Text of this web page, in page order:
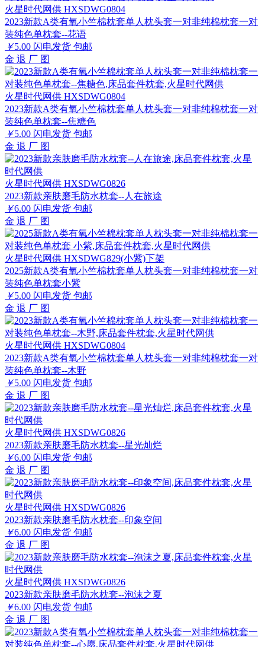
火星时代网供 HXSDWG0804
2023新款A类有氧小竺棉枕套单人枕头套一对非纯棉枕套一对
装纯色单枕套--花语
￥5.00 闪电发货 包邮
金 退 厂 图
火星时代网供 HXSDWG0804
2023新款A类有氧小竺棉枕套单人枕头套一对非纯棉枕套一对
装纯色单枕套--焦糖色
￥5.00 闪电发货 包邮
金 退 厂 图
火星时代网供 HXSDWG0826
2023新款亲肤磨毛防水枕套--人在旅途
￥6.00 闪电发货 包邮
金 退 厂 图
火星时代网供 HXSDWG829(小紫)下架
2025新款A类有氧小竺棉枕套单人枕头套一对非纯棉枕套一对
装纯色单枕套小紫
￥5.00 闪电发货 包邮
金 退 厂 图
火星时代网供 HXSDWG0804
2023新款A类有氧小竺棉枕套单人枕头套一对非纯棉枕套一对
装纯色单枕套--木野
￥5.00 闪电发货 包邮
金 退 厂 图
火星时代网供 HXSDWG0826
2023新款亲肤磨毛防水枕套--星光灿烂
￥6.00 闪电发货 包邮
金 退 厂 图
火星时代网供 HXSDWG0826
2023新款亲肤磨毛防水枕套--印象空间
￥6.00 闪电发货 包邮
金 退 厂 图
火星时代网供 HXSDWG0826
2023新款亲肤磨毛防水枕套--泡沫之夏
￥6.00 闪电发货 包邮
金 退 厂 图